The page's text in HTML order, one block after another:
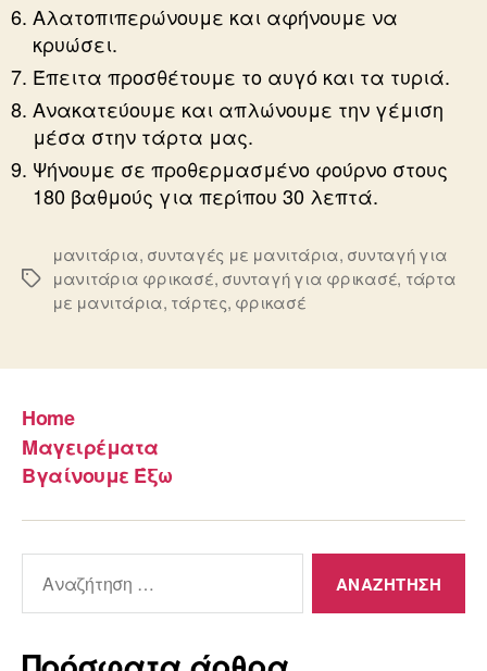
Αλατοπιπερώνουμε και αφήνουμε να
κρυώσει.
Έπειτα προσθέτουμε το αυγό και τα τυριά.
Ανακατεύουμε και απλώνουμε την γέμιση
μέσα στην τάρτα μας.
Ψήνουμε σε προθερμασμένο φούρνο στους
180 βαθμούς για περίπου 30 λεπτά.
Ετικέτες
μανιτάρια, συνταγές με μανιτάρια, συνταγή για
μανιτάρια φρικασέ, συνταγή για φρικασέ, τάρτα
με μανιτάρια, τάρτες, φρικασέ
Home
Μαγειρέματα
Βγαίνουμε Έξω
για: